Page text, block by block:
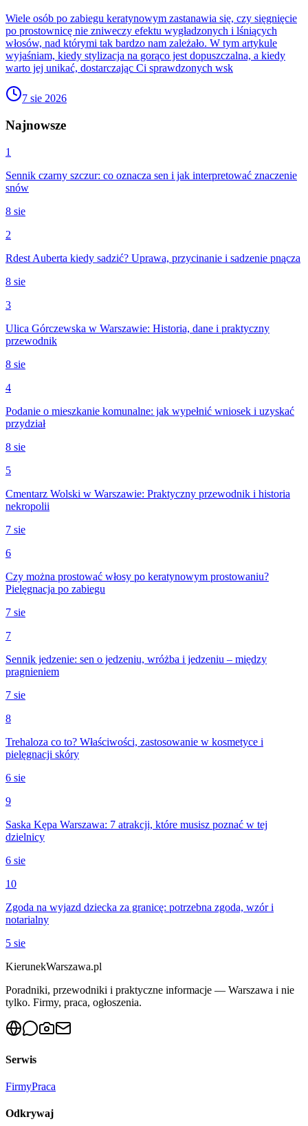
Wiele osób po zabiegu keratynowym zastanawia się, czy sięgnięcie
po prostownicę nie zniweczy efektu wygładzonych i lśniących
włosów, nad którymi tak bardzo nam zależało. W tym artykule
wyjaśniam, kiedy stylizacja na gorąco jest dopuszczalna, a kiedy
warto jej unikać, dostarczając Ci sprawdzonych wsk
7 sie 2026
Najnowsze
1
Sennik czarny szczur: co oznacza sen i jak interpretować znaczenie
snów
8 sie
2
Rdest Auberta kiedy sadzić? Uprawa, przycinanie i sadzenie pnącza
8 sie
3
Ulica Górczewska w Warszawie: Historia, dane i praktyczny
przewodnik
8 sie
4
Podanie o mieszkanie komunalne: jak wypełnić wniosek i uzyskać
przydział
8 sie
5
Cmentarz Wolski w Warszawie: Praktyczny przewodnik i historia
nekropolii
7 sie
6
Czy można prostować włosy po keratynowym prostowaniu?
Pielęgnacja po zabiegu
7 sie
7
Sennik jedzenie: sen o jedzeniu, wróżba i jedzeniu – między
pragnieniem
7 sie
8
Trehaloza co to? Właściwości, zastosowanie w kosmetyce i
pielęgnacji skóry
6 sie
9
Saska Kępa Warszawa: 7 atrakcji, które musisz poznać w tej
dzielnicy
6 sie
10
Zgoda na wyjazd dziecka za granicę: potrzebna zgoda, wzór i
notarialny
5 sie
KierunekWarszawa.pl
Poradniki, przewodniki i praktyczne informacje — Warszawa i nie
tylko. Firmy, praca, ogłoszenia.
Serwis
FirmyPraca
Odkrywaj